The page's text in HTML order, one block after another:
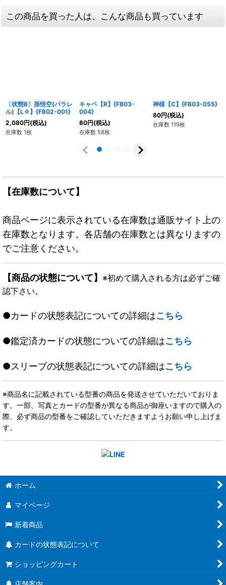
この商品を買った人は、こんな商品も買っています
〔状態B〕孫悟空(パラレ
ル)【L☆】{FB02-001}
2,080円(税込)
在庫数 1枚
キャベ【R】{FB03-
004}
80円(税込)
在庫数 58枚
神様【C】{FB03-055}
80円(税込)
在庫数 119枚
【在庫数について】
商品ページに表示されている在庫数は通販サイト上の
在庫数となります。各店舗の在庫数とは異なりますの
でご注意ください。
【商品の状態について】 ※初めて購入される方は必ずご確
認下さい。
●カードの状態表記についての詳細はこちら
●鑑定済カードの状態についての詳細はこちら
●スリーブの状態表記についての詳細はこちら
※商品名に記載されている型番の商品を発送させていただいておりま
す。一部、写真とカードの型番が異なる商品が御座いますので購入の
際、必ず商品の型番をご確認していただきますようお願い申し上げま
す。
ホーム
マイページ
新着商品
カードの状態表記について
ショッピングカート